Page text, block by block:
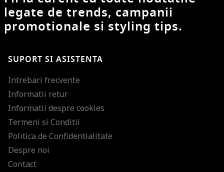
legate de trends, campanii
promotionale si styling tips.
SUPORT SI ASISTENTA
Intrebari frecvente
Informatii retur
Informatii despre cookies
Termeni si Conditii
Politica de Confidentialitate
Despre noi
Contact